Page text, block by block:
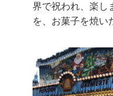
界で祝われ、楽し
を、お菓子を焼い